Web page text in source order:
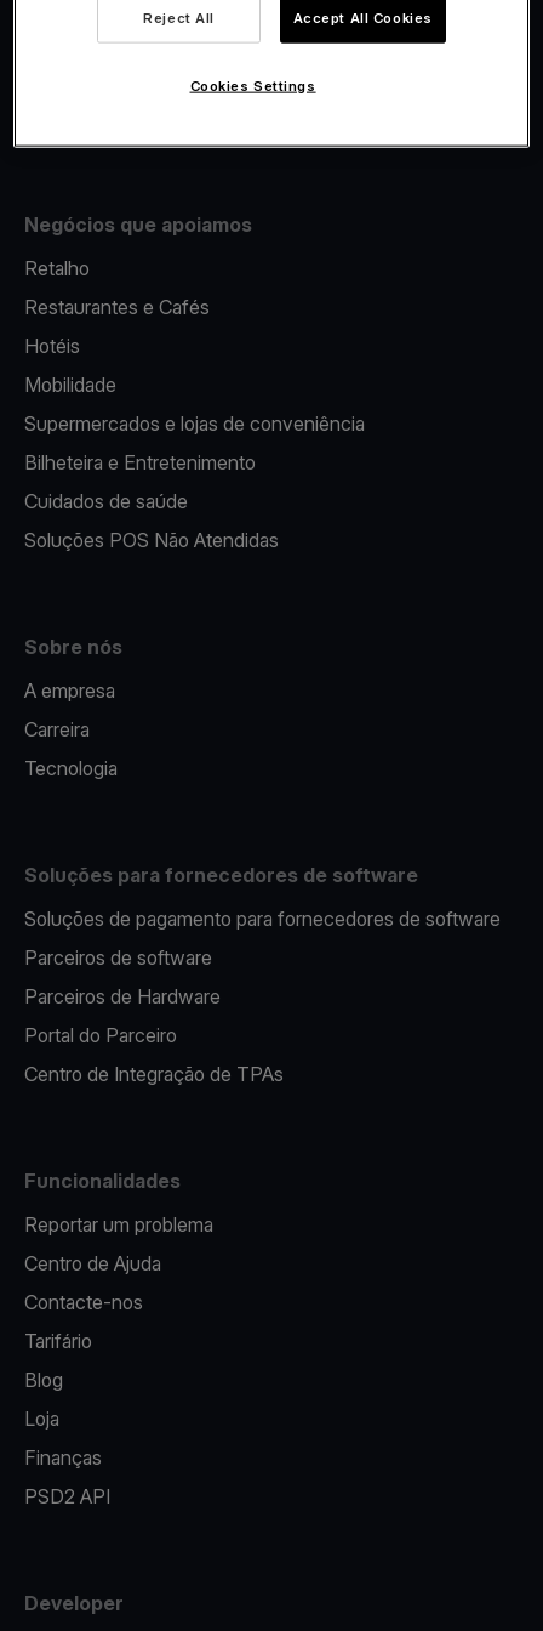
Fiscalidade
Negócios que apoiamos
Retalho
Restaurantes e Cafés
Hotéis
Mobilidade
Supermercados e lojas de conveniência
Bilheteira e Entretenimento
Cuidados de saúde
Soluções POS Não Atendidas
Sobre nós
A empresa
Carreira
Tecnologia
Soluções para fornecedores de software
Soluções de pagamento para fornecedores de software
Parceiros de software
Parceiros de Hardware
Portal do Parceiro
Centro de Integração de TPAs
Funcionalidades
Reportar um problema
Centro de Ajuda
Contacte-nos
Tarifário
Blog
Loja
Finanças
PSD2 API
Developer
Reject All Accept All Cookies
Cookies Settings